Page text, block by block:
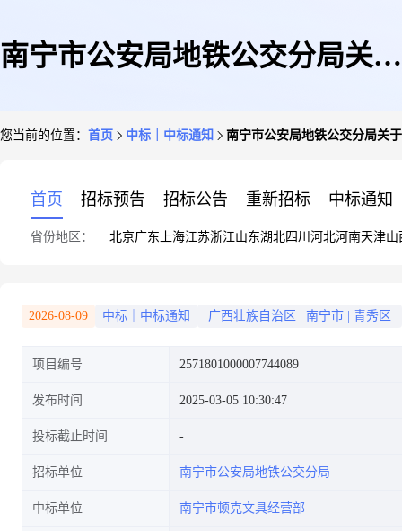
南宁市公安局地铁公交分局关于
您当前的位置： 首页 中标｜中标通知 南宁市公安局地铁公交分局关
首页 招标预告 招标公告 重新招标 中标通知
省份地区： 北京广东 上海江苏浙江山东湖北四川 河北河南天津山
2026-08-09 中标｜中标通知 广西壮族自治区 南宁市 青秀区
项目编号 2571801000007744089
发布时间 2025-03-05 10:30:47
投标截止时间
招标单位 南宁市公安局地铁公交分局
中标单位 南宁市顿克文具经营部